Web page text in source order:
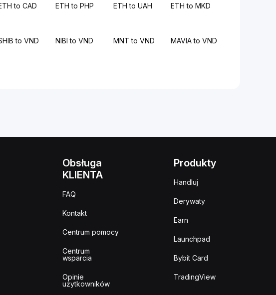
to CAD ETH to PHP ETH to UAH ETH to MKD
to VND NIBI to VND MNT to VND MAVIA to VND
Obsługa
KLIENTA
FAQ
Kontakt
Centrum pomocy
Centrum
wsparcia
Opinie
użytkowników
Produkty
Handluj
Derywaty
Earn
Launchpad
Bybit Card
TradingView